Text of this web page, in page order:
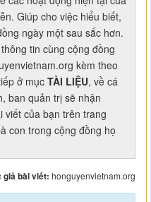
Giúp cho việc hiểu biết,
ngày một sau sắc hơn.
tin cùng cộng đồng
kèm theo
ở mục TÀI LIỆU, về cá
ban quản trị sẽ nhận
viết của bạn trên trang
con trong cộng đồng họ
giả bài viết: honguyenvietnam.org